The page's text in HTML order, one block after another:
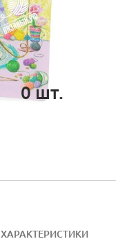
0 шт.
ХАРАКТЕРИСТИКИ